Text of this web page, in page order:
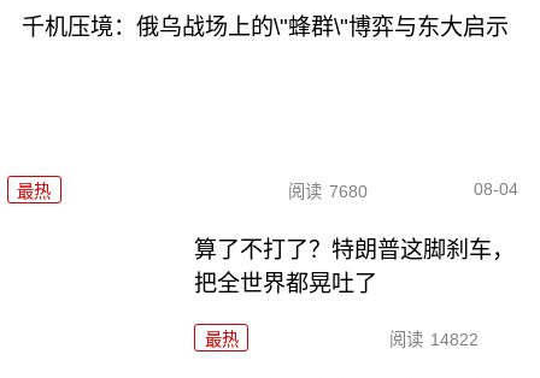
千机压境：俄乌战场上的\"蜂群\"博弈与东大启示
最热 阅读 7680 08-04
算了不打了？特朗普这脚刹车，
把全世界都晃吐了
最热 阅读 14822